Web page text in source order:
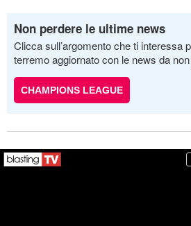
Non perdere le ultime news
Clicca sull’argomento che ti interessa
terremo aggiornato con le news da
CHAMPIONS LEAGUE